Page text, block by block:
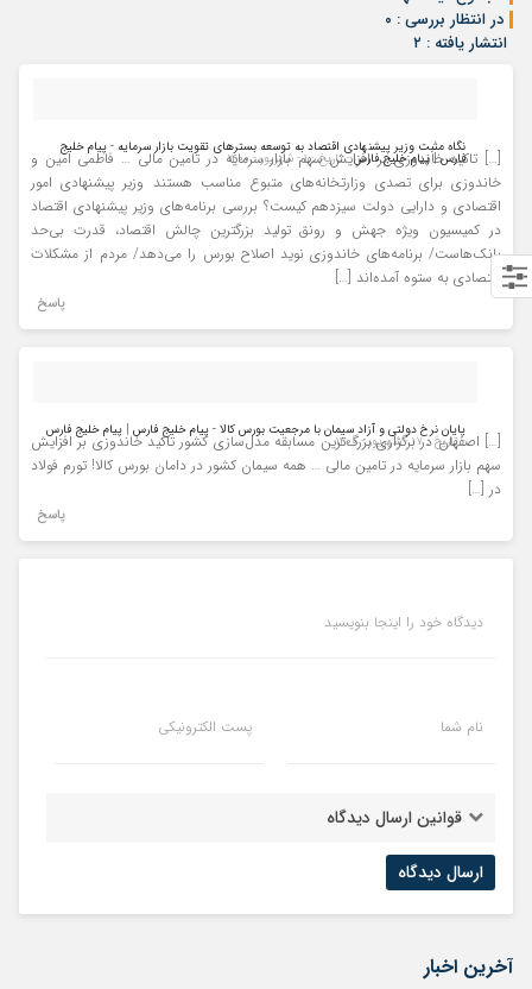
در انتظار بررسی : ۰
انتشار یافته : ۲
نگاه مثبت وزیر پیشنهادی اقتصاد به توسعه بسترهای تقویت بازار سرمایه - پیام خلیج
فارس | پیام خلیج فارس- تاریخ : ۱ - شهریور - ۱۴۰۰
[…] تاکید خاندوزی بر افزایش سهم بازار سرمایه در تامین مالی … فاطمی امین و
خاندوزی برای تصدی وزارتخانه‌های متبوع مناسب هستند وزیر پیشنهادی امور
اقتصادی و دارایی دولت سیزدهم کیست؟ بررسی برنامه‌های وزیر پیشنهادی اقتصاد
در کمیسیون ویژه جهش و رونق تولید بزرگترین چالش اقتصاد، قدرت بی‌حد
بانک‌هاست/ برنامه‌های خاندوزی نوید اصلاح بورس را می‌دهد/ مردم از مشکلات
اقتصادی به ستوه آمده‌اند […]
پاسخ
پایان نرخ دولتی و آزاد سیمان با مرجعیت بورس کالا - پیام خلیج فارس | پیام خلیج فارس
- تاریخ : ۱۷ - شهریور - ۱۴۰۰
[…] اصفهان در برگزاری بزرگ‌ترین مسابقه مدل‌سازی کشور تاکید خاندوزی بر افزایش
سهم بازار سرمایه در تامین مالی … همه سیمان کشور در دامان بورس کالا! تورم فولاد
در […]
پاسخ
دیدگاه خود را اینجا بنویسید
نام شما پست الکترونیکی
قوانین ارسال دیدگاه
آخرین اخبار